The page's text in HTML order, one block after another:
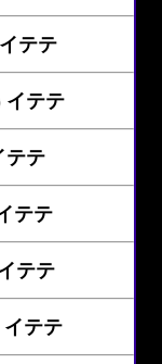
テテ
テテ
テテ
テテ
テテ
テテ